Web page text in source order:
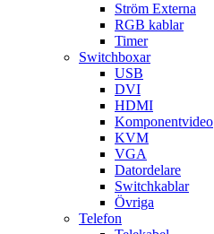
Ström Externa
RGB kablar
Timer
Switchboxar
USB
DVI
HDMI
Komponentvideo
KVM
VGA
Datordelare
Switchkablar
Övriga
Telefon